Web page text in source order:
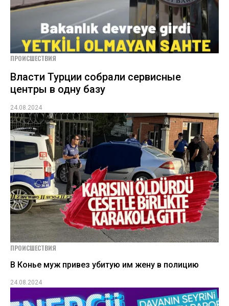
ПРОИСШЕСТВИЯ
Власти Турции собрали сервисные
центры в одну базу
24.08.2024
ПРОИСШЕСТВИЯ
В Конье муж привез убитую им жену в полицию
24.08.2024